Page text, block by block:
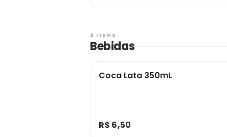
6 ITENS
Bebidas
Coca Lata 350mL
R$ 6,50